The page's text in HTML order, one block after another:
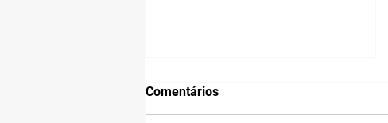
Comentários